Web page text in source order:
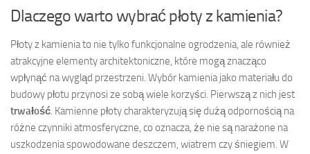
Dlaczego warto wybrać płoty z kamienia?
Płoty z kamienia to nie tylko funkcjonalne ogrodzenia, ale również
atrakcyjne elementy architektoniczne, które mogą znacząco
wpłynąć na wygląd przestrzeni. Wybór kamienia jako materiału do
budowy płotu przynosi ze sobą wiele korzyści. Pierwszą z nich jest
trwałość. Kamienne płoty charakteryzują się dużą odpornością na
różne czynniki atmosferyczne, co oznacza, że nie są narażone na
uszkodzenia spowodowane deszczem, wiatrem czy śniegiem. W